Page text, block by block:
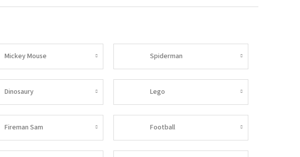
Mickey Mouse Spiderman
Dinosaury Lego
Fireman Sam Football